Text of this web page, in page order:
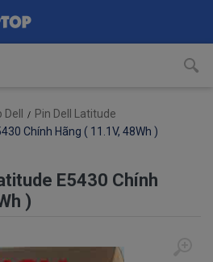
Pin Dell Latitude
Chính Hãng ( 11.1V, 48Wh )
E5430 Chính
)